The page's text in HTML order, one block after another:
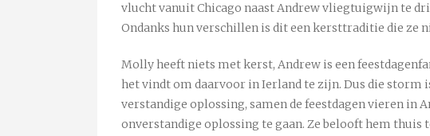
vlucht vanuit Chicago naast Andrew vliegtuigwijn te
Ondanks hun verschillen is dit een kersttraditie die ze
Molly heeft niets met kerst, Andrew is een
het vindt om daarvoor in Ierland te zijn. Dus die storm
verstandige oplossing, samen de feestdagen vieren in
onverstandige oplossing te gaan. Ze belooft hem